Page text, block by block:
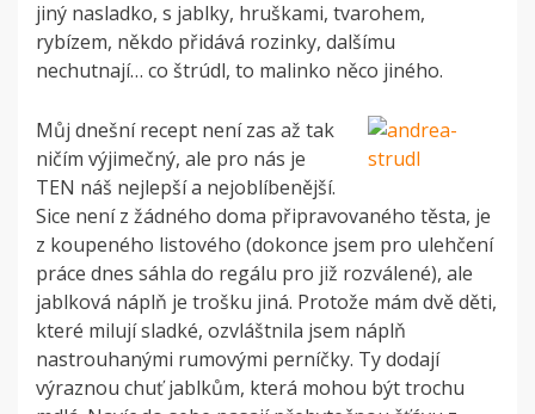
jiný nasladko, s jablky, hruškami, tvarohem,
rybízem, někdo přidává rozinky, dalšímu
nechutnají… co štrúdl, to malinko něco jiného.
Můj dnešní recept není zas až tak
ničím výjimečný, ale pro nás je
TEN náš nejlepší a nejoblíbenější.
Sice není z žádného doma připravovaného těsta, je
z koupeného listového (dokonce jsem pro ulehčení
práce dnes sáhla do regálu pro již rozválené), ale
jablková náplň je trošku jiná. Protože mám dvě děti,
které milují sladké, ozvláštnila jsem náplň
nastrouhanými rumovými perníčky. Ty dodají
výraznou chuť jablkům, která mohou být trochu